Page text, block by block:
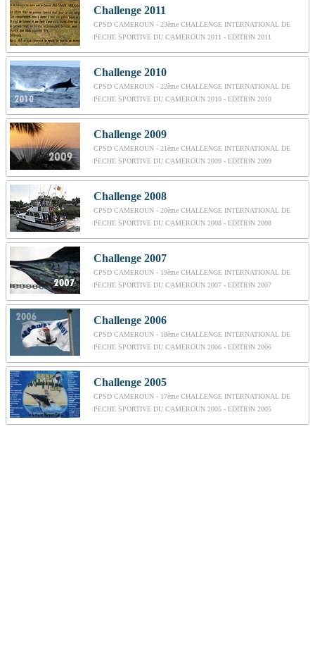
Challenge 2011
CPSD CAMEROUN - 23ème CHALLENGE INTERNATIONAL DE
PECHE SPORTIVE DU CAMEROUN 2011 - EDITION 2011
Challenge 2010
CPSD CAMEROUN - 22ème CHALLENGE INTERNATIONAL DE
PECHE SPORTIVE DU CAMEROUN 2010 - EDITION 2010
Challenge 2009
CPSD CAMEROUN - 21ème CHALLENGE INTERNATIONAL DE
PECHE SPORTIVE DU CAMEROUN 2009 - EDITION 2009
Challenge 2008
CPSD CAMEROUN - 20ème CHALLENGE INTERNATIONAL DE
PECHE SPORTIVE DU CAMEROUN 2008 - EDITION 2008
Challenge 2007
CPSD CAMEROUN - 19ème CHALLENGE INTERNATIONAL DE
PECHE SPORTIVE DU CAMEROUN 2007 - EDITION 2007
Challenge 2006
CPSD CAMEROUN - 18ème CHALLENGE INTERNATIONAL DE
PECHE SPORTIVE DU CAMEROUN 2006 - EDITION 2006
Challenge 2005
CPSD CAMEROUN - 17ème CHALLENGE INTERNATIONAL DE
PECHE SPORTIVE DU CAMEROUN 2005 - EDITION 2005